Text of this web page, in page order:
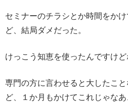
セミナーのチラシとか時間をか
ど、結局ダメだった。
けっこう知恵を使ったんですけど
専門の方に言わせると大したこ
ど、１か月もかけてこれじゃな